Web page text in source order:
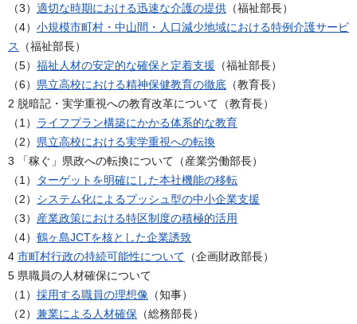
（3） 適切な時期における迅速な介護の提供 （福祉部長）
（4） 小規模市町村・中山間・人口減少地域における特例介護サービ
ス
（福祉部長）
（5） 福祉人材の安定的な確保と定着支援 （福祉部長）
（6） 県立高校における精神保健教育の徹底 （教育長）
2 脱暗記・実学重視への教育改革について（教育長）
（1） ライフプラン構築にかかる体系的な教育
（2） 県立高校における実学重視への転換
3 「稼ぐ」県政への転換について（産業労働部長）
（1）
ターゲットを明確にした本社機能の移転
（2） システム化によるプッシュ型の中小企業支援
（3） 産業政策における特区制度の積極的活用
（4） 鶴ヶ島JCTを核とした企業誘致
4 市町村行政の持続可能性について （企画財政部長）
5 県職員の人材確保について
（1） 採用する職員の理想像 （知事）
（2） 兼業による人材確保 （総務部長）